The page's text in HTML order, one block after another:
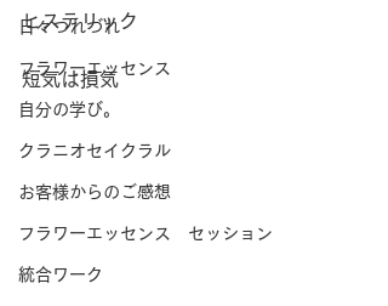
日々つれづれ
フラワーエッセンス
自分の学び。
クラニオセイクラル
お客様からのご感想
フラワーエッセンス セッション
統合ワーク
ヒステリック
短気は損気